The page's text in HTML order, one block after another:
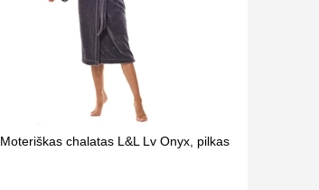
Moteriškas chalatas L&L Lv Onyx, pilkas